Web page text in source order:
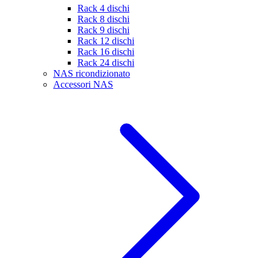
Rack 4 dischi
Rack 8 dischi
Rack 9 dischi
Rack 12 dischi
Rack 16 dischi
Rack 24 dischi
NAS ricondizionato
Accessori NAS